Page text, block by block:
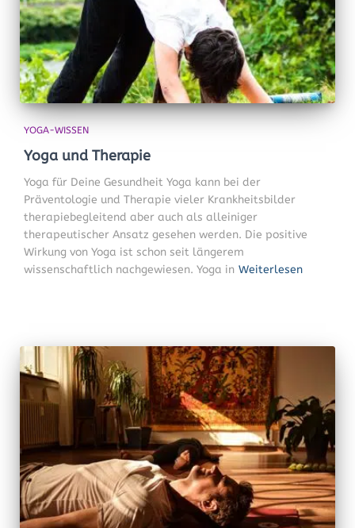
YOGA-WISSEN
Yoga und Therapie
Yoga für Deine Gesundheit Yoga kann bei der
Präventologie und Therapie vieler Krankheitsbilder
therapiebegleitend aber auch als alleiniger
therapeutischer Ansatz gesehen werden. Die positive
Wirkung von Yoga ist schon seit längerem
wissenschaftlich nachgewiesen. Yoga in Weiterlesen